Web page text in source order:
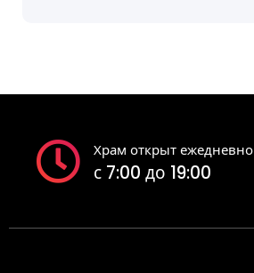
Храм открыт ежедневно
с 7:00 до 19:00